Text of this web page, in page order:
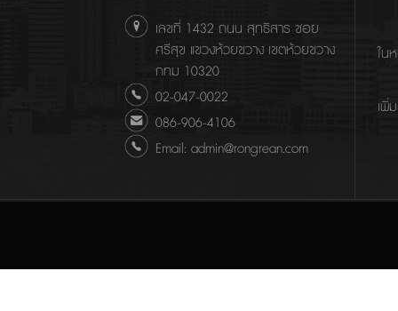
เลขที่ 1432 ถนน สุทธิสาร ซอย
ศรีสุข แขวงห้วยขวาง เขตห้วยขวาง
กทม 10320
02-047-0022
086-906-4106
Email: admin@rongrean.com
ใน
เพิ่